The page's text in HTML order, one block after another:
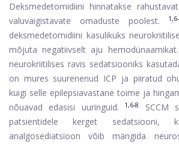
Deksmedetomidiini hinnatakse
valuvaigistavate omaduste poolest. 1,6-
deksmedetomidiini kasulikuks
mõjuta negatiivselt aju hemodünaamikat.
neurokriitilises ravis sedatsiooniks
on mures suurenenud ICP ja piiratud
kuigi selle epilepsiavastane toime ja
nõuavad edasisi uuringuid. 1,6-8
SCCM
patsientidele kerget
analgosediatsioon võib mängida